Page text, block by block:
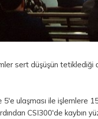
sert düşüşün tetiklediği
ulaşması ile işlemlere
CSI300'de kaybın